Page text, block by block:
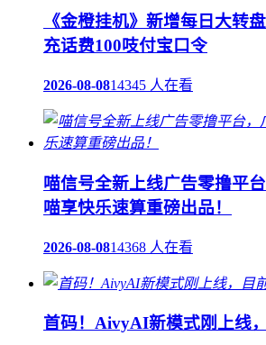
《金橙挂机》新增每日大转
充话费100吱付宝口令
2026-08-0814345 人在看
喵信号全新上线广告零撸平台
喵享快乐速算重磅出品！
2026-08-0814368 人在看
首码！AivyAI新模式刚上线